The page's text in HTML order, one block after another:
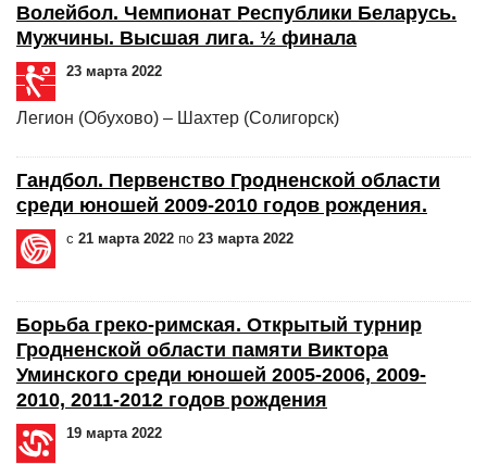
Волейбол. Чемпионат Республики Беларусь.
Мужчины. Высшая лига. ½ финала
23 марта 2022
Легион (Обухово) – Шахтер (Солигорск)
Гандбол. Первенство Гродненской области
среди юношей 2009-2010 годов рождения.
с 21 марта 2022 по 23 марта 2022
Борьба греко-римская. Открытый турнир
Гродненской области памяти Виктора
Уминского среди юношей 2005-2006, 2009-
2010, 2011-2012 годов рождения
19 марта 2022